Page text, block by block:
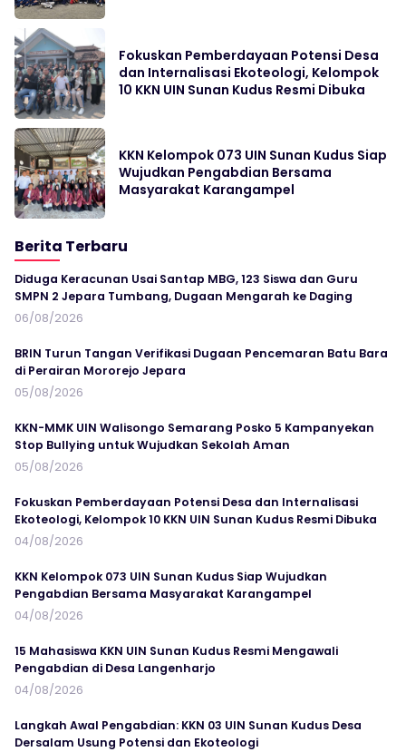
Fokuskan Pemberdayaan Potensi Desa
dan Internalisasi Ekoteologi, Kelompok
10 KKN UIN Sunan Kudus Resmi Dibuka
KKN Kelompok 073 UIN Sunan Kudus Siap
Wujudkan Pengabdian Bersama
Masyarakat Karangampel
Berita Terbaru
Diduga Keracunan Usai Santap MBG, 123 Siswa dan Guru
SMPN 2 Jepara Tumbang, Dugaan Mengarah ke Daging
06/08/2026
BRIN Turun Tangan Verifikasi Dugaan Pencemaran Batu Bara
di Perairan Mororejo Jepara
05/08/2026
KKN-MMK UIN Walisongo Semarang Posko 5 Kampanyekan
Stop Bullying untuk Wujudkan Sekolah Aman
05/08/2026
Fokuskan Pemberdayaan Potensi Desa dan Internalisasi
Ekoteologi, Kelompok 10 KKN UIN Sunan Kudus Resmi Dibuka
04/08/2026
KKN Kelompok 073 UIN Sunan Kudus Siap Wujudkan
Pengabdian Bersama Masyarakat Karangampel
04/08/2026
15 Mahasiswa KKN UIN Sunan Kudus Resmi Mengawali
Pengabdian di Desa Langenharjo
04/08/2026
Langkah Awal Pengabdian: KKN 03 UIN Sunan Kudus Desa
Dersalam Usung Potensi dan Ekoteologi